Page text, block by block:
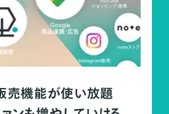
売機能が使い放題